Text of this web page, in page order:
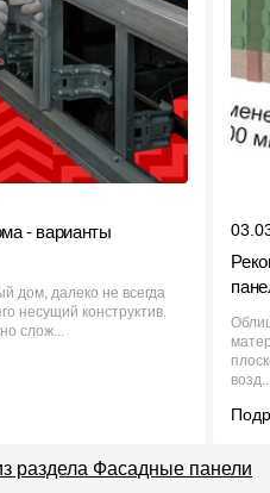
- варианты
дом, далеко не всегда
несущий конструктив.
слож...
раздела Фасадные панели